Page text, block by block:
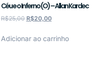
Céu e o Inferno (O) – Allan Kardec
R$25,00 R$20,00
Adicionar ao carrinho